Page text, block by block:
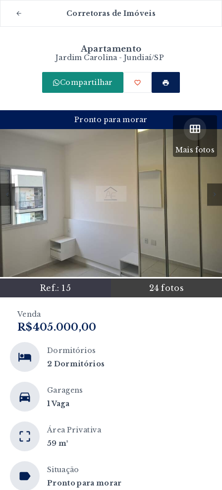
Corretoras de Imóveis
Apartamento
Jardim Carolina - Jundiaí/SP
Compartilhar
Mais fotos
Ref.: 15 24 fotos
Pronto para morar
Venda
R$405.000,00
Dormitórios
2 Dormitórios
Garagens
1 Vaga
Área Privativa
59 m²
Situação
Pronto para morar